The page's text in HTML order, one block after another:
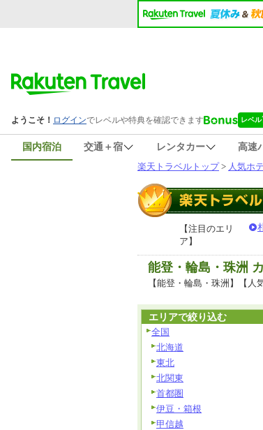
国内宿泊 交通＋宿 レンタカー 高速
楽天トラベルトップ> 人気ホ
【注目のエリ
ア】
能登・輪島・珠洲
【能登・輪島・珠洲】【人
エリアで絞り込む
全国
北海道
東北
北関東
首都圏
伊豆・箱根
甲信越